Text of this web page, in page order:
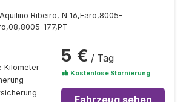
Ribeiro, N 16,Faro,8005-
177,PT
Kilometer
5 € / Tag
Kostenlose Stornierung
Fahrzeug sehen